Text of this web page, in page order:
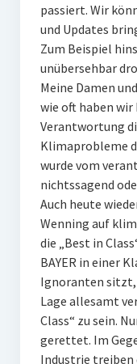
passiert. Wir
und Updates
Zum Beispiel
unübersehbar
Meine Damen
wie oft haben wir
Verantwortung
Klimaprobleme
wurde vom
nichtssagend
Auch heute
Wenning auf
die „Best in
BAYER in einer
Ignoranten sitzt,
Lage allesamt
Class“ zu sein.
gerettet. Im
Industrie treiben